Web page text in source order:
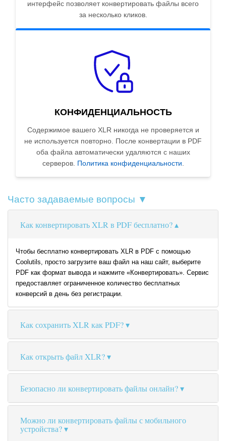
интерфейс позволяет конвертировать файлы всего
за несколько кликов.
КОНФИДЕНЦИАЛЬНОСТЬ
Содержимое вашего XLR никогда не проверяется и
не используется повторно. После конвертации в PDF
оба файла автоматически удаляются с наших
серверов. Политика конфиденциальности.
Часто задаваемые вопросы ▼
Как конвертировать XLR в PDF бесплатно?
Чтобы бесплатно конвертировать XLR в PDF с помощью
Coolutils, просто загрузите ваш файл на наш сайт, выберите
PDF как формат вывода и нажмите «Конвертировать». Сервис
предоставляет ограниченное количество бесплатных
конверсий в день без регистрации.
Как сохранить XLR как PDF?
Как открыть файл XLR?
Безопасно ли конвертировать файлы онлайн?
Можно ли конвертировать файлы с мобильного
устройства?